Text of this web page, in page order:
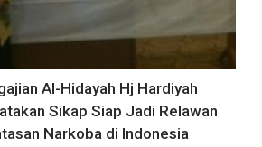
Al-Hidayah Hj Hardiyah
Sikap Siap Jadi Relawan
Narkoba di Indonesia